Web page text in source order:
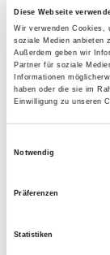
Diese Webseite
Wir verwenden Cookies,
soziale Medien anbieten
Außerdem geben wir
Partner für soziale
Informationen
haben oder die sie im
Einwilligung zu unseren
Notwendig
Präferenzen
Statistiken
66440
OG -
66589
OG -